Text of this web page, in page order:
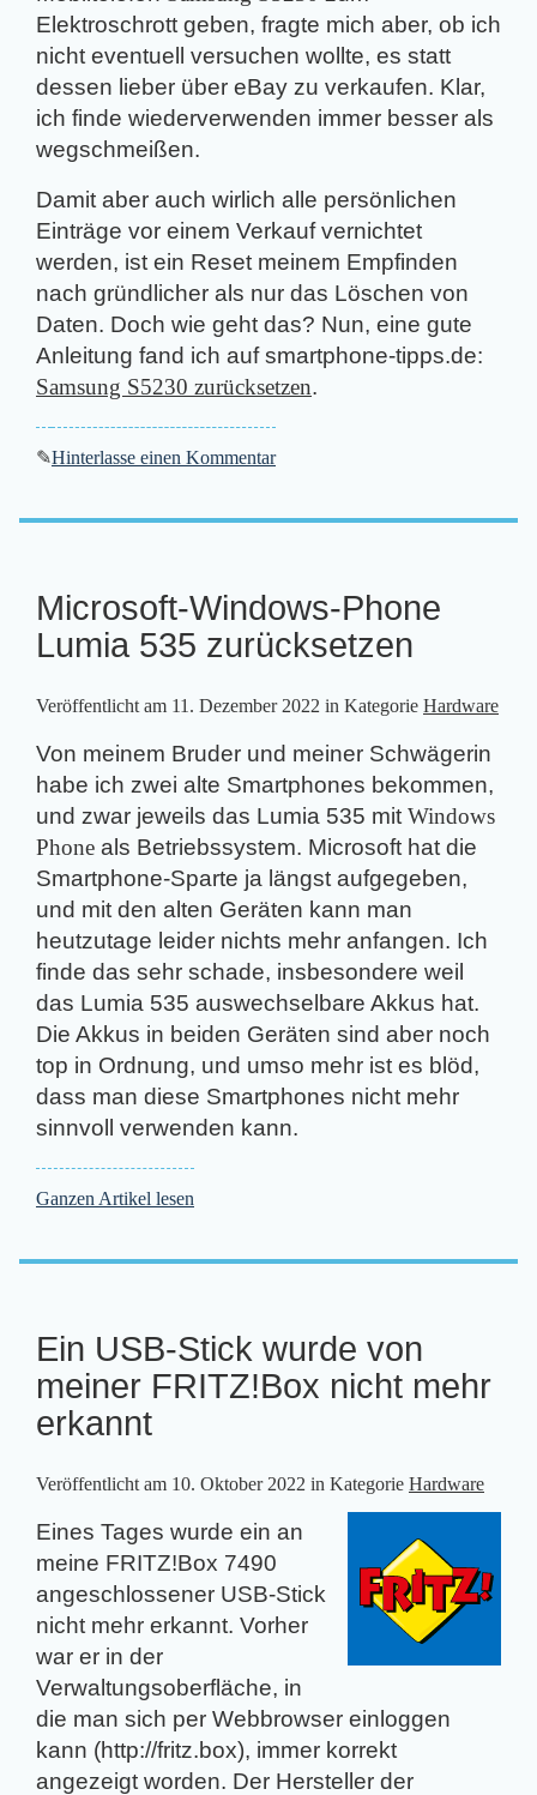
Elektroschrott geben, fragte mich aber, ob ich
nicht eventuell versuchen wollte, es statt
dessen lieber über eBay zu verkaufen. Klar,
ich finde wiederverwenden immer besser als
wegschmeißen.
Damit aber auch wirlich alle persönlichen
Einträge vor einem Verkauf vernichtet
werden, ist ein Reset meinem Empfinden
nach gründlicher als nur das Löschen von
Daten. Doch wie geht das? Nun, eine gute
Anleitung fand ich auf smartphone-tipps.de:
Samsung S5230 zurücksetzen.
✎Hinterlasse einen Kommentar
Microsoft-Windows-Phone
Lumia 535 zurücksetzen
Veröffentlicht am 11. Dezember 2022 in Kategorie Hardware
Von meinem Bruder und meiner Schwägerin
habe ich zwei alte Smartphones bekommen,
und zwar jeweils das Lumia 535 mit Windows
Phone als Betriebssystem. Microsoft hat die
Smartphone-Sparte ja längst aufgegeben,
und mit den alten Geräten kann man
heutzutage leider nichts mehr anfangen. Ich
finde das sehr schade, insbesondere weil
das Lumia 535 auswechselbare Akkus hat.
Die Akkus in beiden Geräten sind aber noch
top in Ordnung, und umso mehr ist es blöd,
dass man diese Smartphones nicht mehr
sinnvoll verwenden kann.
Ganzen Artikel lesen
Ein USB-Stick wurde von
meiner FRITZ!Box nicht mehr
erkannt
Veröffentlicht am 10. Oktober 2022 in Kategorie Hardware
Eines Tages wurde ein an
meine FRITZ!Box 7490
angeschlossener USB-Stick
nicht mehr erkannt. Vorher
war er in der
Verwaltungsoberfläche, in
die man sich per Webbrowser einloggen
kann (http://fritz.box), immer korrekt
angezeigt worden. Der Hersteller der